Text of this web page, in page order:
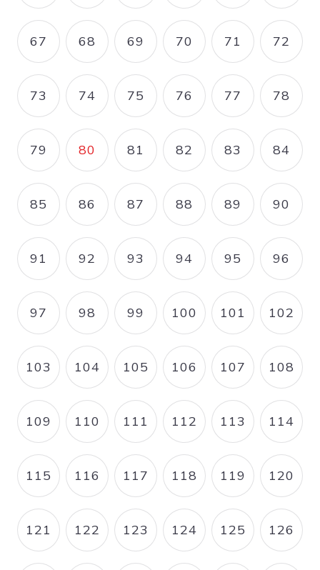
PAGE
67 PAGE
68 PAGE
69 PAGE
70 PAGE
71 PAGE
72
PAGE
73 PAGE
74 PAGE
75 PAGE
76 PAGE
77 PAGE
78
PAGE
79 PAGE COURANTE
80 PAGE
81 PAGE
82 PAGE
83 PAGE
84
PAGE
85 PAGE
86 PAGE
87 PAGE
88 PAGE
89 PAGE
90
PAGE
91 PAGE
92 PAGE
93 PAGE
94 PAGE
95 PAGE
96
PAGE
97 PAGE
98 PAGE
99 PAGE
100 PAGE
101 PAGE
102
PAGE
103 PAGE
104 PAGE
105 PAGE
106 PAGE
107 PAGE
108
PAGE
109 PAGE
110 PAGE
111 PAGE
112 PAGE
113 PAGE
114
PAGE
115 PAGE
116 PAGE
117 PAGE
118 PAGE
119 PAGE
120
PAGE
121 PAGE
122 PAGE
123 PAGE
124 PAGE
125 PAGE
126